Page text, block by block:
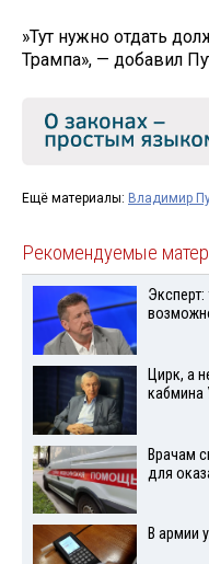
»Тут нужно отдать
Трампа», — добавил
Ещё материалы: Владимир
Рекомендуемые
Цирк, а
кабмина
Врачам
для
В армии